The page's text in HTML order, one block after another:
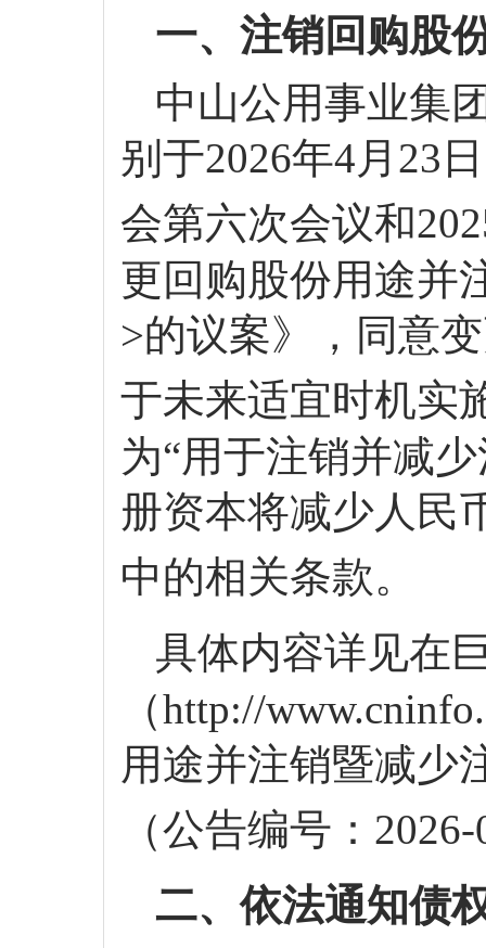
一、 注销回购股
中山公用事业集
别于2026年4月 23
会第六次会议和202
更回购股份用途并
>的议案》
，同意
于未来适宜时机实
为“用于注销并减
册资本将减少人民
中的相关条款。
具体内容详 见在
（http://
用途并注销暨减少
（公告编号： 2026-
二、依法通知债